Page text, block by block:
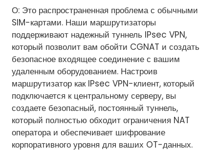
О: Это распространенная проблема с обычными
SIM-картами. Наши маршрутизаторы
поддерживают надежный туннель IPsec VPN,
который позволит вам обойти CGNAT и создать
безопасное входящее соединение с вашим
удаленным оборудованием. Настроив
маршрутизатор как IPsec VPN-клиент, который
подключается к центральному серверу, вы
создаете безопасный, постоянный туннель,
который полностью обходит ограничения NAT
оператора и обеспечивает шифрование
корпоративного уровня для ваших OT-данных.